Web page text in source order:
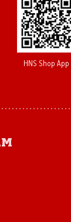
HNS Shop App